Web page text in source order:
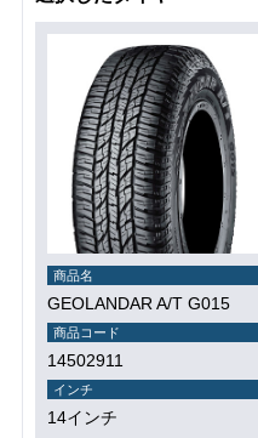
商品名
GEOLANDAR A/T G015
商品コード
14502911
インチ
14インチ